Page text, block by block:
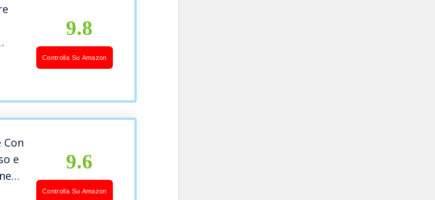
9.8
Controlla Su Amazon
e
9.6
Controlla Su Amazon